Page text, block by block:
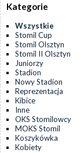
Kategorie
Wszystkie
Stomil Cup
Stomil Olsztyn
Stomil II Olsztyn
Juniorzy
Stadion
Nowy Stadion
Reprezentacja
Kibice
Inne
OKS Stomilowcy
MOKS Stomil
Koszykówka
Kobiety